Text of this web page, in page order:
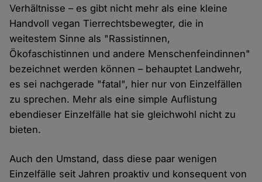
Verhältnisse – es gibt nicht mehr als eine kleine
Handvoll vegan Tierrechtsbewegter, die in
weitestem Sinne als "Rassistinnen,
Ökofaschistinnen und andere Menschenfeindinnen"
bezeichnet werden können – behauptet Landwehr,
es sei nachgerade "fatal", hier nur von Einzelfällen
zu sprechen. Mehr als eine simple Auflistung
ebendieser Einzelfälle hat sie gleichwohl nicht zu
bieten.
Auch den Umstand, dass diese paar wenigen
Einzelfälle seit Jahren proaktiv und konsequent von